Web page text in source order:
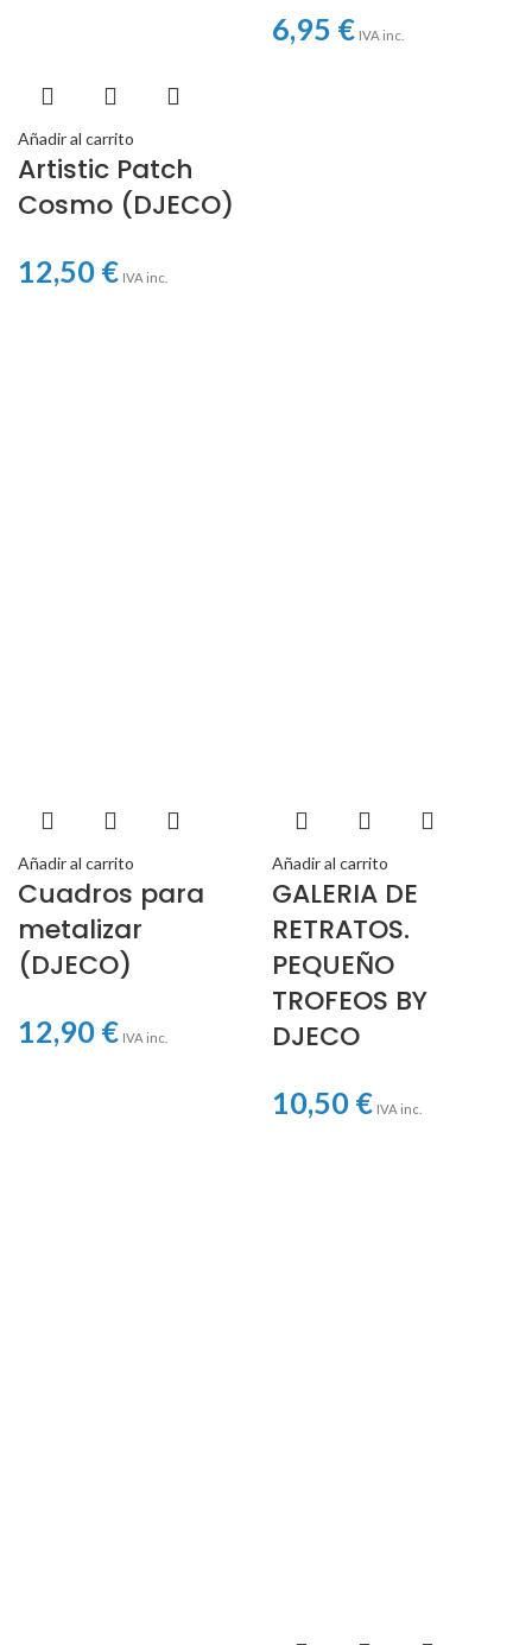
Añadir al carrito
Artistic Patch
Cosmo (DJECO)
12,50 € IVA inc.
6,95 € IVA inc.
Añadir al carrito
Cuadros para
metalizar
(DJECO)
12,90 € IVA inc.
Añadir al carrito
GALERIA DE
RETRATOS.
PEQUEÑO
TROFEOS BY
DJECO
10,50 € IVA inc.